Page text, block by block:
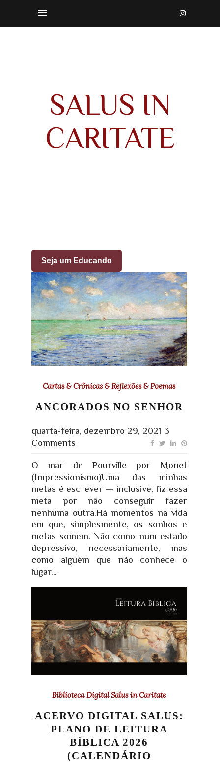
SALUS IN
CARITATE
Seja um Educando
Cartas & Crônicas & Reflexões & Poemas
ANCORADOS NO SENHOR
quarta-feira, dezembro 29, 2021 3
Comments
O mar de Pourville por Monet
(Impressionismo)Uma das minhas
metas é escrever — inclusive, fiz essa
meta por não conseguir fazer
nenhuma outra.Há momentos na vida
em que, simplesmente, os sonhos e
metas somem. Não como num estado
depressivo, necessariamente, mas
como alguém que não conhece o
lugar...
Biblioteca Digital Salus in Caritate
ACERVO DIGITAL SALUS:
PLANO DE LEITURA
BÍBLICA 2026
(CALENDÁRIO